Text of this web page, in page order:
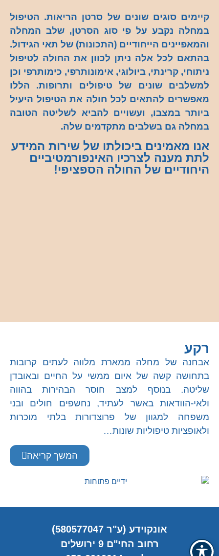
קיימים סוגים שונים של סרטן הריאות. הטיפול
במחלה נקבע על פי סוג הסרטן, שלב המחלה
והמאפיינים הייחודיים (התכונות) של תאי הגידול.
בהתאם לכל אלה ניתן לכוון את החולה לטיפול
ניתוחי, קרינתי, ביולוגי, אימונותרפי, כימותרפי וכן
למשלבים שונים של טיפולים ותרופות. הללו
מאפשרים להתאים לכל חולה את הטיפול היעיל
ביותר במצבו, ועשויים להביא לשליטה הטובה
במחלה גם בשלבים מתקדמים שלה.
אנו מאמינים ביכולתו של שירות המידע
לתת מענה לצרכיו האינפורמטיביים
היחודיים של החולה הספציפי!
רקע
אבחנה של מחלה ממארת מלווה לעתים קרובות
בתחושה קשה של איום ממשי על החיים ובאובדן
שליטה. בנוסף למצב חוסר הבהירות בהווה
ולאי-הוודאות באשר לעתיד, נחשפים חולים ובני
משפחה למגוון של פרוצדורות בלתי מוכרות
ולאופציות טיפוליות שונות…
המשך קריאה
אונקוידע (ע"ר 580577047)
רחוב החי"ם 9 ירושלים